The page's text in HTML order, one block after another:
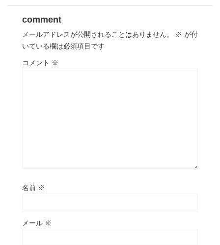
comment
メールアドレスが公開されることはありません。 ※ が付
いている欄は必須項目です
コメント ※
名前 ※
メール ※